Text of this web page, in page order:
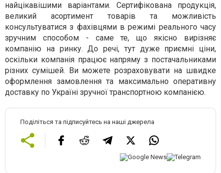
найцікавішими варіантами. Сертифікована продукція,
великий асортимент товарів та можливість
консультуватися з фахівцями в режимі реального часу
зручним способом - саме те, що якісно вирізняє
компанію на ринку. До речі, тут дуже приємні ціни,
оскільки компанія працює напряму з постачальниками
різних сумішей. Ви можете розраховувати на швидке
оформлення замовлення та максимально оперативну
доставку по Україні зручної транспортною компанією.
Поділіться та підписуйтесь на наші джерела